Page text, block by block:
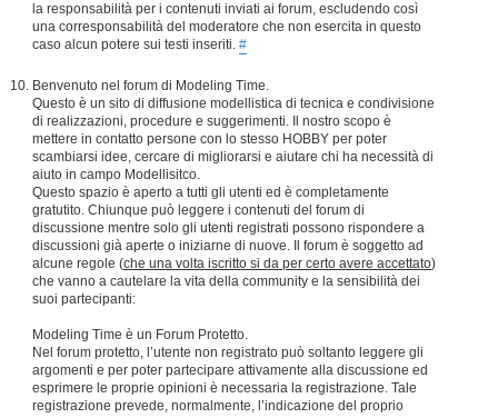
la responsabilità per i contenuti inviati ai forum, escludendo così
una corresponsabilità del moderatore che non esercita in questo
caso alcun potere sui testi inseriti. #
Benvenuto nel forum di Modeling Time.
Questo è un sito di diffusione modellistica di tecnica e condivisione
di realizzazioni, procedure e suggerimenti. Il nostro scopo è
mettere in contatto persone con lo stesso HOBBY per poter
scambiarsi idee, cercare di migliorarsi e aiutare chi ha necessità di
aiuto in campo Modellisitco.
Questo spazio è aperto a tutti gli utenti ed è completamente
gratutito. Chiunque può leggere i contenuti del forum di
discussione mentre solo gli utenti registrati possono rispondere a
discussioni già aperte o iniziarne di nuove. Il forum è soggetto ad
alcune regole (che una volta iscritto si da per certo avere accettato)
che vanno a cautelare la vita della community e la sensibilità dei
suoi partecipanti:
Modeling Time è un Forum Protetto.
Nel forum protetto, l’utente non registrato può soltanto leggere gli
argomenti e per poter partecipare attivamente alla discussione ed
esprimere le proprie opinioni è necessaria la registrazione. Tale
registrazione prevede, normalmente, l’indicazione del proprio